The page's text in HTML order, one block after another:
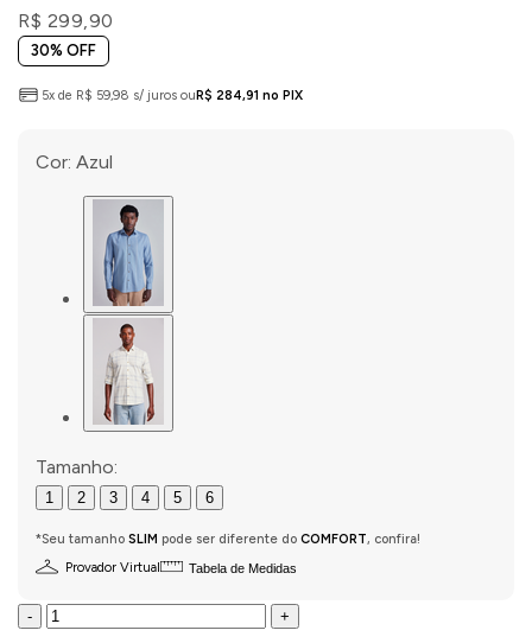
R$ 299,90
30% OFF
5x de R$ 59,98 s/ juros ouR$ 284,91 no PIX
Cor: Azul
Tamanho:
1 2 3 4 5 6
*Seu tamanho SLIM pode ser diferente do COMFORT, confira!
Provador Virtual
Tabela de Medidas
- +